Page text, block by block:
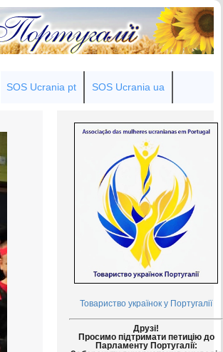
SOS Ucrania pt SOS Ucrania ua
Товариство українок у Португалії
Друзі!
Просимо підтримати петицію до
Парламенту Португалії: